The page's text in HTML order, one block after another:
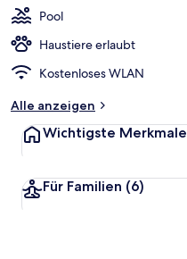
Pool
Haustiere erlaubt
Kostenloses WLAN
Alle anzeigen
Wichtigste Merkmale
Für Familien (6)